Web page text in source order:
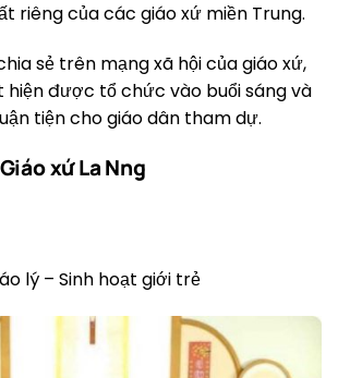
riêng của các giáo xứ miền Trung.
sẻ trên mạng xã hội của giáo xứ,
hiện được tổ chức vào buổi sáng và
tiện cho giáo dân tham dự.
xứ La Nng
lý – Sinh hoạt giới trẻ